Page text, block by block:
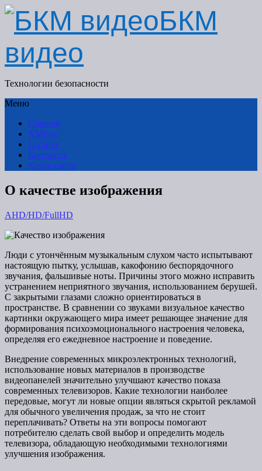
БКМ
видео
Технологии безопасности
Меню
Главная
XMEye
О сайте
Контакты
Карта сайта
О качестве изображения
AHD/HD/FullHD
Люди с утончённым музыкальным слухом часто испытывают
настоящую пытку, услышав, какофонию беспорядочного
звучания, фальшивые ноты. Причины этого можно исправить
устранением неприятного звучания, использованием берушей.
С закрытыми глазами сложно ориентироваться в
пространстве. В сравнении со звуками визуальное качество
картинки окружающего мира имеет решающее значение для
формирования психоэмоционального настроения человека,
определяя его ежедневное настроение и поведение.
Внедрение современных микроэлектронных технологий,
использование новых материалов в производстве
видеопанелей значительно улучшают качество показа
современных телевизоров. Какие технологии наиболее
передовые, могут ли новые опции являться скрытой рекламой
для обычного увеличения продаж, за что не стоит
переплачивать? Ответы на эти вопросы помогают
потребителю сделать свой выбор и определить модель
телевизора, обладающую необходимыми технологиями
улучшения изображения.